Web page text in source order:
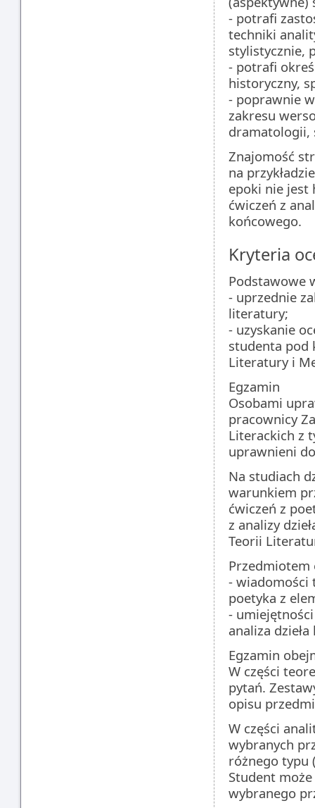
- potrafi
techniki
stylistycznie,
- potrafi
historyczny,
- poprawnie
zakresu
dramatologii,
Znajomość
na
epoki nie jest
ćwiczeń z
końcowego.
Kryteria
Podstawowe
- uprzednie
literatury;
- uzyskanie
studenta pod
Literatury i
Egzamin
Osobami
pracownicy
Literackich z
uprawnieni
Na studiach
warunkiem
ćwiczeń z
z analizy
Teorii
Przedmiotem
- wiadomości
poetyka z
-
analiza
Egzamin
W części
pytań.
opisu
W części
wybranych
różnego typu
Student
wybranego